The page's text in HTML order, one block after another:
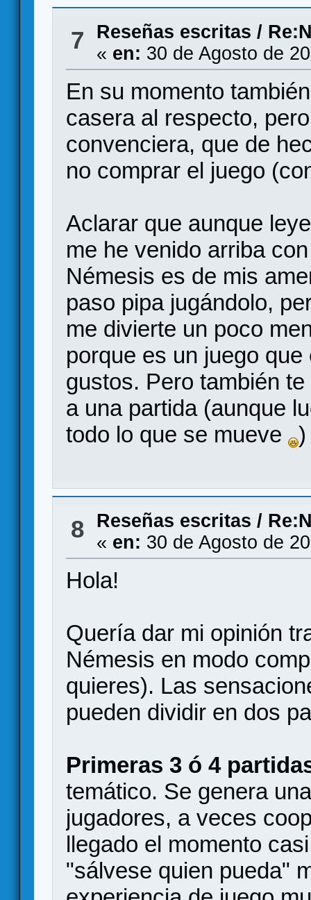
7 Reseñas escritas /
« en: 30 de Agosto de
En su momento
casera al respecto,
convenciera, que de
no comprar el juego
Aclarar que aunque
me he venido arriba
Némesis es de mis
paso pipa jugándolo,
me divierte un poco
porque es un juego
gustos. Pero también
a una partida (aunque
todo lo que se mueve )
8 Reseñas escritas /
« en: 30 de Agosto de
Hola!
Quería dar mi opinión
Némesis en modo
quieres). Las
pueden dividir en dos
Primeras 3 ó 4
temático. Se genera
jugadores, a veces
llegado el momento
"sálvese quien pueda"